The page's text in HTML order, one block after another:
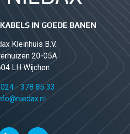
IN GOEDE BANEN
Kleinhuis B.V.
20-05A
LH Wijchen
024 - 378 85 33